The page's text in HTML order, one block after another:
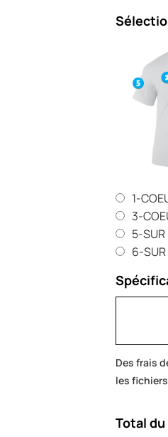
1-
3-
5-SUR
6-SUR
Des frais
les
Total